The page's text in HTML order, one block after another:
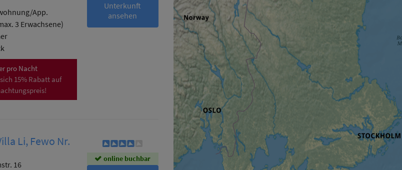
App.
3 Erwachsene)
pro Nacht
15% Rabatt auf
Unterkunft
ansehen
Li, Fewo Nr.
16
online buchbar